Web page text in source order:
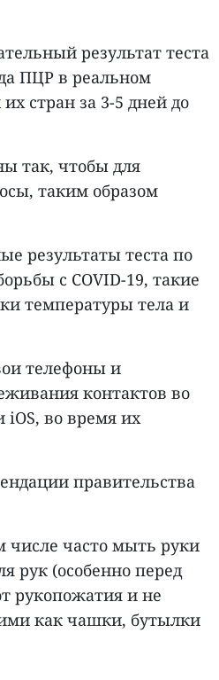
результат теста
ПЦР в реальном
стран за 3-5 дней до
так, чтобы для
таким образом
результаты теста по
с COVID-19, такие
температуры тела и
телефоны и
контактов во
во время их
правительства
числе часто мыть руки
рук (особенно перед
рукопожатия и не
как чашки, бутылки